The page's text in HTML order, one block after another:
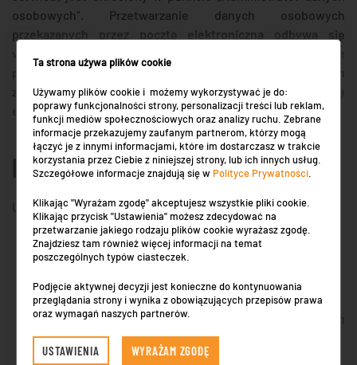
osobowych”. Przetwarzanie danych osobowych
przekazanych przez pocztę elektroniczną odbywa się
prywatności, z wyłączeniem punktów nie mających
zastosowania do korespondencji przez pocztę
elektroniczną.
PRAWA UŻYTKOWNIKA
Użytkownik ma prawo do:
dostępu do swoich danych osobowych
uzyskania kopii swoich danych osobowych
modyfikowania swoich danych osobowych
usunięcia swoich danych osobowych
ograniczenia przetwarzania swoich danych
osobowych
przenoszenia swoich danych osobowych
Ta strona używa plików cookie
Używamy plików cookie i możemy wykorzystywać je do:
poprawy funkcjonalności strony, personalizacji treści lub reklam,
funkcji mediów społecznościowych oraz analizy ruchu. Zebrane
informacje przekazujemy zaufanym partnerom, którzy mogą
łączyć je z innymi informacjami, które im dostarczasz w trakcie
korzystania przez Ciebie z niniejszej strony, lub ich innych usług.
Szczegółowe informacje znajdują się w Polityce Prywatności
Klikając "Wyrażam zgodę" akceptujesz wszystkie pliki cookie.
Klikając przycisk "Ustawienia" możesz zdecydować na
przetwarzanie jakiego rodzaju plików cookie wyrażasz zgodę.
Znajdziesz tam również więcej informacji na temat
poszczególnych typów ciasteczek.
Podjęcie aktywnej decyzji jest konieczne do kontynuowania
przeglądania strony i wynika z obowiązujących przepisów prawa
oraz wymagań naszych partnerów.
USTAWIENIA WYRAŻAM ZGODĘ